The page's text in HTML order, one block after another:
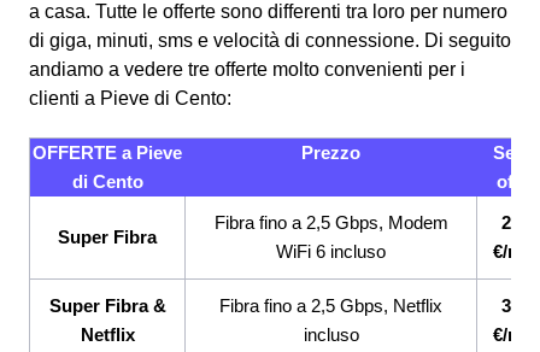
a casa. Tutte le offerte sono differenti tra loro per numero
di giga, minuti, sms e velocità di connessione. Di seguito
andiamo a vedere tre offerte molto convenienti per i
clienti a Pieve di Cento:
OFFERTE a Pieve
di Cento
Prezzo
Super Fibra
Fibra fino a 2,5 Gbps, Modem
WiFi 6 incluso
€/
Super Fibra &
Netflix
Fibra fino a 2,5 Gbps, Netflix
incluso
€/